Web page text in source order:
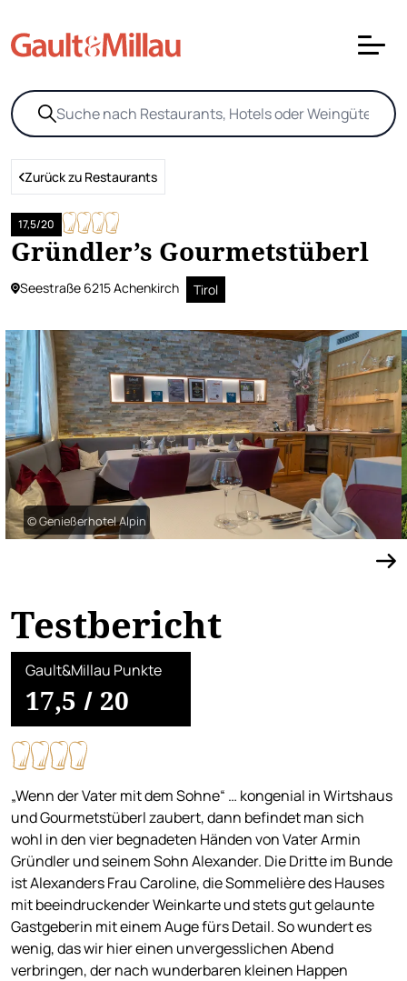
Zurück zu Restaurants
Gründler’s Gourmetstüberl
17,5/20
Seestraße 6215 Achenkirch Tirol
© Genießerhotel Alpin
Testbericht
Gault&Millau Punkte
17,5 / 20
„Wenn der Vater mit dem Sohne“ … kongenial in Wirtshaus
und Gourmetstüberl zaubert, dann befindet man sich
wohl in den vier begnadeten Händen von Vater Armin
Gründler und seinem Sohn Alexander. Die Dritte im Bunde
ist Alexanders Frau Caroline, die Sommelière des Hauses
mit beeindruckender Weinkarte und stets gut gelaunte
Gastgeberin mit einem Auge fürs Detail. So wundert es
wenig, das wir hier einen unvergesslichen Abend
verbringen, der nach wunderbaren kleinen Happen